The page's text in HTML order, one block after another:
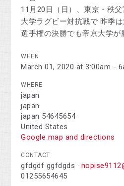
11月20日（日）、東京・秩
大学ラグビー対抗戦で 昨季
選手権の決勝でも帝京大学が
WHEN
March 01, 2020 at 3:00am -
WHERE
japan
japan
japan 54645654
United States
Google map and directions
CONTACT
gfdgdf ggfdgds ·
01255654645